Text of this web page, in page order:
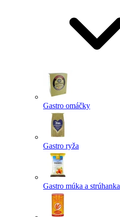
Gastro omáčky
Gastro ryža
Gastro múka a strúhanka